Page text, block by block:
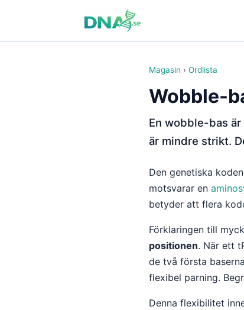
Magasin › Ordlista
Wobble-
En wobble-bas
är mindre strikt.
Den genetiska
motsvarar en
betyder att flera
Förklaringen till
positionen. När ett
de två första
flexibel parning.
Denna flexibilitet